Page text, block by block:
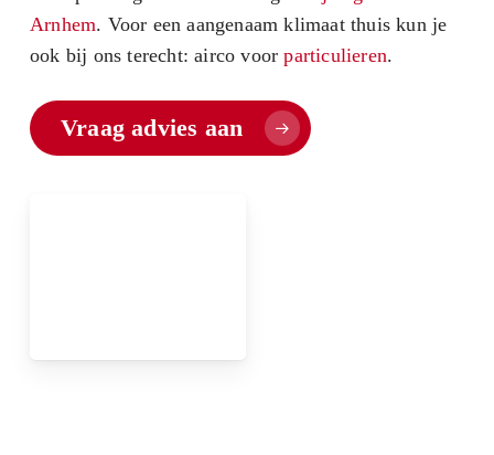
Arnhem. Voor een aangenaam klimaat thuis kun je
ook bij ons terecht: airco voorparticulieren.
Vraag advies aan